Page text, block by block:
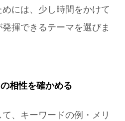
には、少し時間をかけて
揮できるテーマを選びま
相性を確かめる
、キーワードの例・メリ